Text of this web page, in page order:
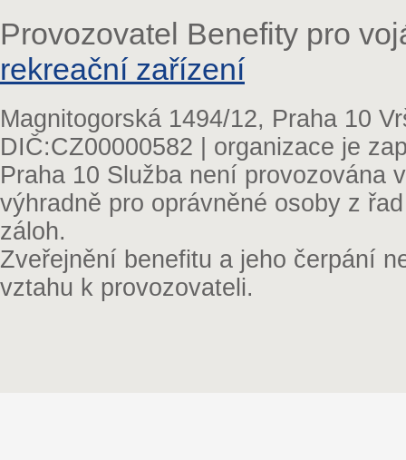
Provozovatel Benefity pro
rekreační zařízení
Magnitogorská 1494/12, Praha 10
DIČ:CZ00000582 | organizace je
Praha 10 Služba není provozována
výhradně pro oprávněné osoby z
záloh.
Zveřejnění benefitu a jeho čerpání
vztahu k provozovateli.